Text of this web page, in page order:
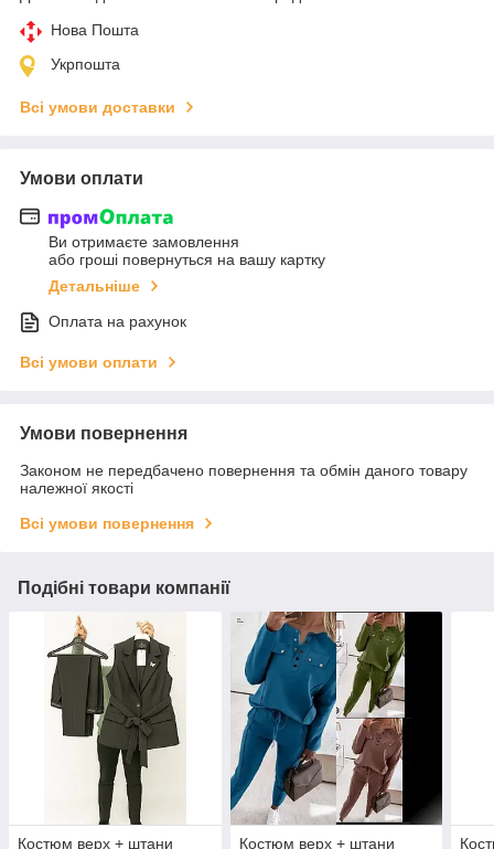
Нова Пошта
Укрпошта
Всі умови доставки
Умови оплати
Ви отримаєте замовлення
або гроші повернуться на вашу картку
Детальніше
Оплата на рахунок
Всі умови оплати
Умови повернення
Законом не передбачено повернення та обмін даного товару
належної якості
Всі умови повернення
Подібні товари компанії
Костюм верх + штани
Костюм верх + штани